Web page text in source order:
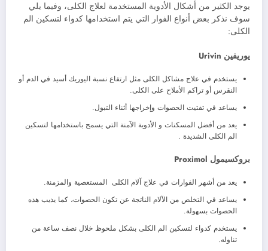
يوجد الكثير من أشكال الأدوية المستخدمة لعلاج الكلى، وفيما يلي
سوف نذكر بعض أنواع الفوار التي يتم استخدامها كدواء لتسكين الم
الكلى:
يوريفين Urivin
يستخدم في علاج مشاكل الكلى مثل ارتفاع نسبة اليوريك أسيد في الدم أو
النقرس أو تراكم الأملاح على الكلى.
يساعد في تفتيت الحصوات وإخراجها أثناء التبول.
يعد من أفضل المسكنات و الأدوية الآمنة التي يسمح باستخدامها لتسكين
الم الكلى الشديدة .
بروكسيمول Proximol
يعد من أشهر الفوارات في علاج آلام الكلى المستعصية والمزمنة.
يساعد في التخلص من الآلام الناتجة عن تكون الحصوات، كما يذيب هذه
الحصوات بسهولة.
يستخدم كدواء لتسكين الم الكلى بشكل ملحوظ خلال نصف ساعة من
تناوله.